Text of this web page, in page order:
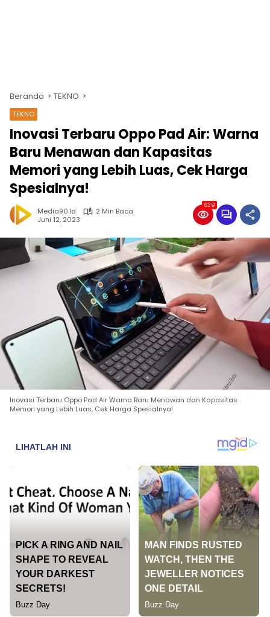
Beranda TEKNO
TEKNO
Inovasi Terbaru Oppo Pad Air: Warna
Baru Menawan dan Kapasitas
Memori yang Lebih Luas, Cek Harga
Spesialnya!
Media90.id
2 Min Baca
Juni 12, 2023
639
Inovasi Terbaru Oppo Pad Air Warna Baru Menawan dan Kapasitas
Memori yang Lebih Luas, Cek Harga Spesialnya!